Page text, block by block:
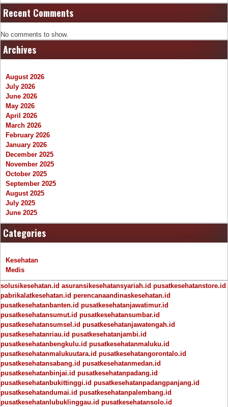
Recent Comments
No comments to show.
Archives
August 2026
July 2026
June 2026
May 2026
April 2026
March 2026
February 2026
January 2026
December 2025
November 2025
October 2025
September 2025
August 2025
July 2025
June 2025
Categories
Kesehatan
Medis
solusikesehatan.id asuransikesehatansyariah.id pusatkesehatanstore.id
pabrikalatkesehatan.id perencanaandinaskesehatan.id
pusatkesehatanbanten.id pusatkesehatanjawatimur.id
pusatkesehatansumut.id pusatkesehatansumbar.id
pusatkesehatansumsel.id pusatkesehatanjawatengah.id
pusatkesehatanriau.id pusatkesehatanjambi.id
pusatkesehatanbengkulu.id pusatkesehatanmaluku.id
pusatkesehatanmalukuutara.id pusatkesehatangorontalo.id
pusatkesehatansabang.id pusatkesehatanmedan.id
pusatkesehatanbinjai.id pusatkesehatanpadang.id
pusatkesehatanbukittinggi.id pusatkesehatanpadangpanjang.id
pusatkesehatandumai.id pusatkesehatanpalembang.id
pusatkesehatanlubuklinggau.id pusatkesehatansolo.id